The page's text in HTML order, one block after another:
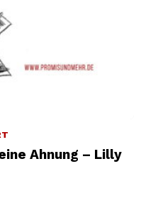
Ahnung – Lilly